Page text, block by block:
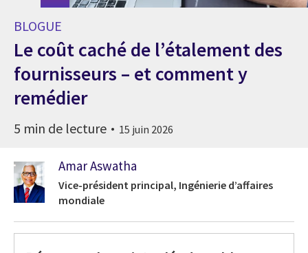
BLOGUE
Le coût caché de l’étalement des
fournisseurs – et comment y
remédier
5 min de lecture 15 juin 2026
Amar Aswatha
Vice-président principal, Ingénierie d’affaires
mondiale